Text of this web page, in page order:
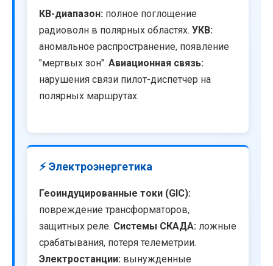
КВ-диапазон: полное поглощение
радиоволн в полярных областях. УКВ:
аномальное распространение, появление
"мертвых зон". Авиационная связь:
нарушения связи пилот-диспетчер на
полярных маршрутах.
⚡ Электроэнергетика
Геоиндуцированные токи (GIC):
повреждение трансформаторов,
защитных реле. Системы СКАДА: ложные
срабатывания, потеря телеметрии.
Электростанции: вынужденные